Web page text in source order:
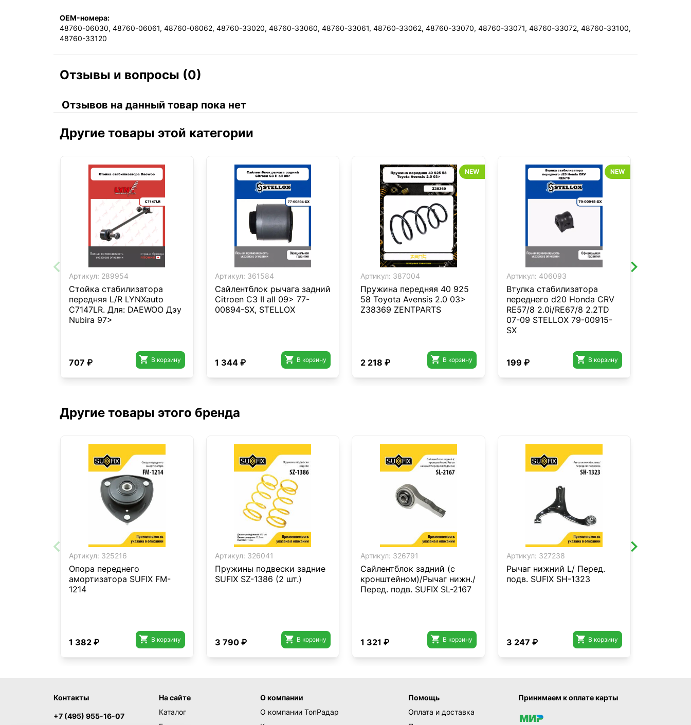
OEM-номера:
48760-06030, 48760-06061, 48760-06062, 48760-33020, 48760-33060, 48760-33061, 48760-33062, 48760-33070, 48760-33071, 48760-33072, 48760-33100,
48760-33120
Отзывы и вопросы (0)
Отзывов на данный товар пока нет
Другие товары этой категории
Артикул: 289954
Стойка стабилизатора
передняя L/R LYNXauto
C7147LR. Для: DAEWOO Дэу
Nubira 97>
707 ₽  В корзину
Артикул: 361584
Сайлентблок рычага задний
Citroen C3 II all 09> 77-
00894-SX, STELLOX
1 344 ₽  В корзину
Артикул: 387004
Пружина передняя 40 925
58 Toyota Avensis 2.0 03>
Z38369 ZENTPARTS
2 218 ₽  В корзину
NEW
Артикул: 406093
Втулка стабилизатора
переднего d20 Honda CRV
RE57/8 2.0i/RE67/8 2.2TD
07-09 STELLOX 79-00915-
SX
199 ₽  В корзину
NEW
Другие товары этого бренда
Артикул: 325216
Опора переднего
амортизатора SUFIX FM-
1214
1 382 ₽  В корзину
Артикул: 326041
Пружины подвески задние
SUFIX SZ-1386 (2 шт.)
3 790 ₽  В корзину
Артикул: 326791
Сайлентблок задний (с
кронштейном)/Рычаг нижн./
Перед. подв. SUFIX SL-2167
1 321 ₽  В корзину
Артикул: 327238
Рычаг нижний L/ Перед.
подв. SUFIX SH-1323
3 247 ₽  В корзину
Контакты
+7 (495) 955-16-07
На сайте
Каталог
О компании
О компании ТопРадар
Помощь
Оплата и доставка
Принимаем к оплате карты